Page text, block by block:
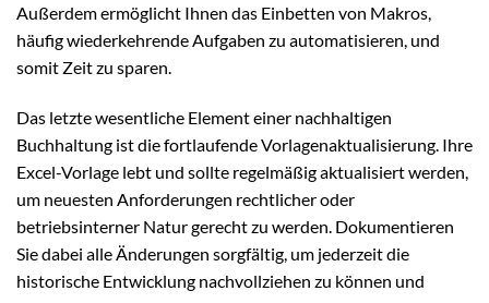
Außerdem ermöglicht Ihnen das Einbetten von Makros,
häufig wiederkehrende Aufgaben zu automatisieren, und
somit Zeit zu sparen.
Das letzte wesentliche Element einer nachhaltigen
Buchhaltung ist die fortlaufende Vorlagenaktualisierung. Ihre
Excel-Vorlage lebt und sollte regelmäßig aktualisiert werden,
um neuesten Anforderungen rechtlicher oder
betriebsinterner Natur gerecht zu werden. Dokumentieren
Sie dabei alle Änderungen sorgfältig, um jederzeit die
historische Entwicklung nachvollziehen zu können und